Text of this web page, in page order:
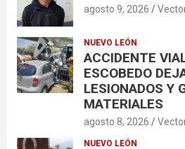
agosto 9, 2026
NUEVO LEÓN
ACCIDENTE
ESCOBEDO
LESIONADOS Y
MATERIALES
agosto 8, 2026
NUEVO LEÓN